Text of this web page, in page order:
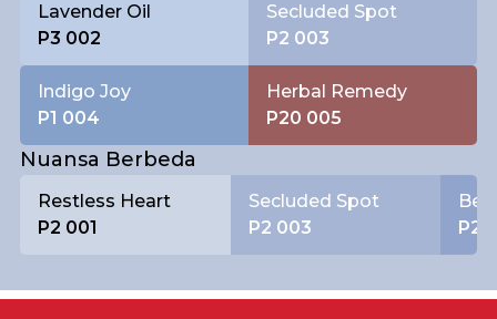
Lavender Oil
P3 002
Secluded Spot
P2 003
Indigo Joy
P1 004
Herbal Remedy
P20 005
Nuansa Berbeda
Restless Heart
P2 001
Secluded Spot
P2 003
P2